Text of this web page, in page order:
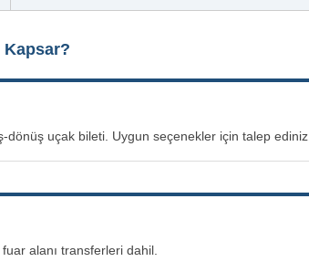
Kapsar?
dönüş uçak bileti. Uygun seçenekler için talep ediniz.
alanı transferleri dahil.